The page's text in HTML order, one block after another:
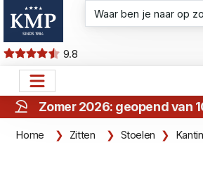
9.8
Zomer 2026: geopend van
Home Zitten Stoelen